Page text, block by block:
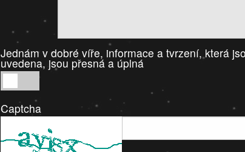
Jednám v dobré víře, informace a tvrzení, která
uvedena, jsou přesná a úplná
v
dobré
informace
Captcha